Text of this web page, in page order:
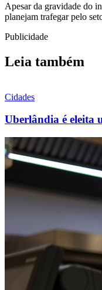
Apesar da gravidade do
planejam trafegar pelo
Publicidade
Leia também
Cidades
Uberlândia é eleita